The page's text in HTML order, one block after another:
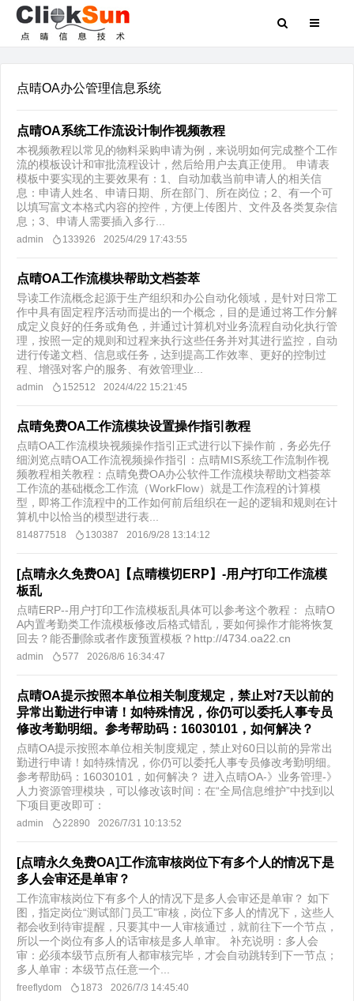
点晴OA办公管理信息系统
点晴OA系统工作流设计制作视频教程
本视频教程以常见的物料采购申请为例，来说明如何完成整个工作
流的模板设计和审批流程设计，然后给用户去真正使用。 申请表
模板中要实现的主要效果有：1、自动加载当前申请人的相关信
息：申请人姓名、申请日期、所在部门、所在岗位；2、有一个可
以填写富文本格式内容的控件，方便上传图片、文件及各类复杂信
息；3、申请人需要插入多行...
admin 133926 2025/4/29 17:43:55
点晴OA工作流模块帮助文档荟萃
导读工作流概念起源于生产组织和办公自动化领域，是针对日常工
作中具有固定程序活动而提出的一个概念，目的是通过将工作分解
成定义良好的任务或角色，并通过计算机对业务流程自动化执行管
理，按照一定的规则和过程来执行这些任务并对其进行监控，自动
进行传递文档、信息或任务，达到提高工作效率、更好的控制过
程、增强对客户的服务、有效管理业...
admin 152512 2024/4/22 15:21:45
点晴免费OA工作流模块设置操作指引教程
点晴OA工作流模块视频操作指引正式进行以下操作前，务必先仔
细浏览点晴OA工作流视频操作指引：点晴MIS系统工作流制作视
频教程相关教程：点晴免费OA办公软件工作流模块帮助文档荟萃
工作流的基础概念工作流（WorkFlow）就是工作流程的计算模
型，即将工作流程中的工作如何前后组织在一起的逻辑和规则在计
算机中以恰当的模型进行表...
814877518 130387 2016/9/28 13:14:12
[点晴永久免费OA]【点晴模切ERP】-用户打印工作流模
板乱
点晴ERP--用户打印工作流模板乱具体可以参考这个教程： 点晴O
A内置考勤类工作流模板修改后格式错乱，要如何操作才能将恢复
回去？能否删除或者作废预置模板？http://4734.oa22.cn
admin 577 2026/8/6 16:34:47
点晴OA提示按照本单位相关制度规定，禁止对7天以前的
异常出勤进行申请！如特殊情况，你仍可以委托人事专员
修改考勤明细。参考帮助码：16030101，如何解决？
点晴OA提示按照本单位相关制度规定，禁止对60日以前的异常出
勤进行申请！如特殊情况，你仍可以委托人事专员修改考勤明细。
参考帮助码：16030101，如何解决？ 进入点晴OA-》业务管理-》
人力资源管理模块，可以修改该时间： ​在“全局信息维护”中找到以
下项目更改即可：
admin 22890 2026/7/31 10:13:52
[点晴永久免费OA]工作流审核岗位下有多个人的情况下是
多人会审还是单审？
工作流审核岗位下有多个人的情况下是多人会审还是单审？ 如下
图，指定岗位“测试部门员工”审核，岗位下多人的情况下，这些人
都会收到待审提醒，只要其中一人审核通过，就前往下一个节点，
所以一个岗位有多人的话审核是多人单审。 补充说明：多人会
审：必须本级节点所有人都审核完毕，才会自动跳转到下一节点；
多人单审：本级节点任意一个...
freeflydom 1873 2026/7/3 14:45:40